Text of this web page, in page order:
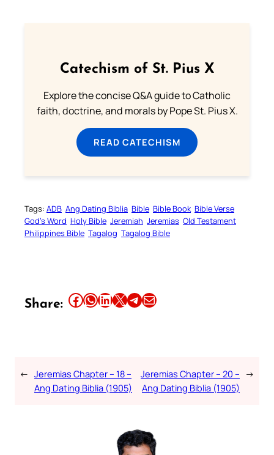
Catechism of St. Pius X
Explore the concise Q&A guide to Catholic
faith, doctrine, and morals by Pope St. Pius X.
READ CATECHISM
Tags: ADB Ang Dating Biblia Bible Bible Book Bible Verse
God’s Word Holy Bible Jeremiah Jeremias Old Testament
Philippines Bible Tagalog Tagalog Bible
Share: Share this article on Facebook Share this article on WhatsApp Share this article on LinkedIn Share this article on X Share this article on TelegramEmail this Article
← Jeremias Chapter – 18 –
Ang Dating Biblia (1905)
Jeremias Chapter – 20 –
Ang Dating Biblia (1905)
→